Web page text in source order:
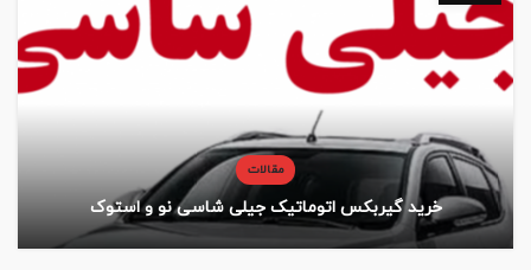
مقالات
خرید گیربکس اتوماتیک جیلی شاسی نو و استوک